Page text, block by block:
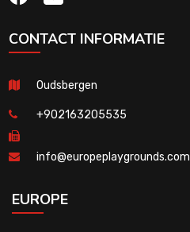
CONTACT INFORMATIE
Oudsbergen
+902163205535
info@europeplaygrounds.com
EUROPE